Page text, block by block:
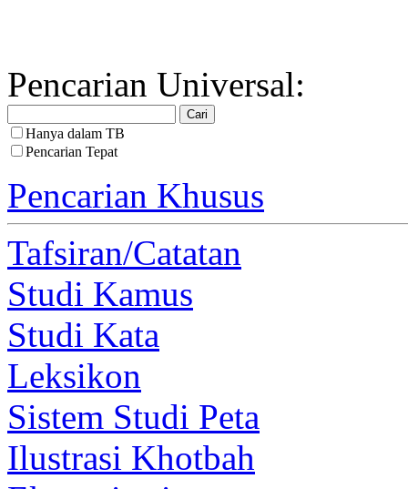
Pencarian Universal:
Hanya dalam TB
Pencarian Tepat
Pencarian Khusus
Tafsiran/Catatan
Studi Kamus
Studi Kata
Leksikon
Sistem Studi Peta
Ilustrasi Khotbah